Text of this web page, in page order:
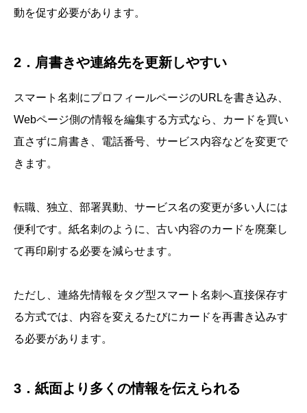
動を促す必要があります。
2．肩書きや連絡先を更新しやすい
スマート名刺にプロフィールページのURLを書き込み、
Webページ側の情報を編集する方式なら、カードを買い
直さずに肩書き、電話番号、サービス内容などを変更で
きます。
転職、独立、部署異動、サービス名の変更が多い人には
便利です。紙名刺のように、古い内容のカードを廃棄し
て再印刷する必要を減らせます。
ただし、連絡先情報をタグ型スマート名刺へ直接保存す
る方式では、内容を変えるたびにカードを再書き込みす
る必要があります。
3．紙面より多くの情報を伝えられる